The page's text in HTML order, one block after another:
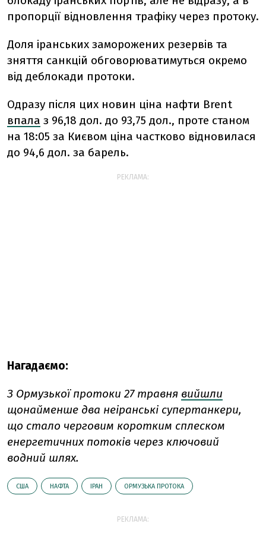
пропорції відновлення трафіку через протоку.
Доля іранських заморожених резервів та
зняття санкцій обговорюватимуться окремо
від деблокади протоки.
Одразу після цих новин ціна нафти Brent
впала з 96,18 дол. до 93,75 дол., проте станом
на 18:05 за Києвом ціна частково відновилася
до 94,6 дол. за барель.
РЕКЛАМА:
Нагадаємо:
З Ормузької протоки 27 травня вийшли
щонайменше два неіранські супертанкери,
що стало черговим коротким сплеском
енергетичних потоків через ключовий
водний шлях.
США НАФТА ІРАН ОРМУЗЬКА ПРОТОКА
РЕКЛАМА: